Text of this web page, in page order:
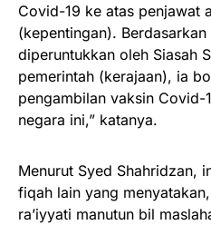
Covid-19 ke atas penjawat
(kepentingan).
diperuntukkan oleh Siasah
pemerintah (kerajaan), ia
pengambilan vaksin Covid-
negara ini,” katanya.
Menurut Syed Shahridzan,
fiqah lain yang
ra’iyyati manutun bil